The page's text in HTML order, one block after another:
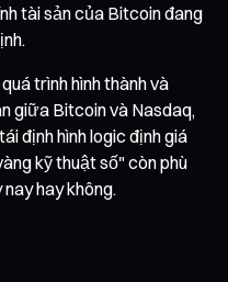
tài sản của Bitcoin đang
trình hình thành và
giữa Bitcoin và Nasdaq,
định hình logic định giá
kỹ thuật số" còn phù
hay không.